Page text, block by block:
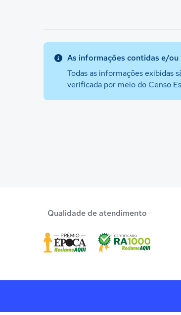
As informações contidas e/ou
Todas as informações exibidas
verificada por meio do Censo
Qualidade de atendimento